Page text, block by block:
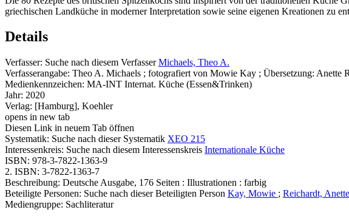
griechischen Landküche in moderner Interpretation sowie seine eigenen Kreationen zu
Details
Verfasser: Suche nach diesem Verfasser Michaels, Theo A.
Verfasserangabe: Theo A. Michaels ; fotografiert von Mowie Kay ; Übersetzung: Anette
Medienkennzeichen: MA-INT Internat. Küche (Essen&Trinken)
Jahr: 2020
Verlag: [Hamburg], Koehler
opens in new tab
Diesen Link in neuem Tab öffnen
Systematik: Suche nach dieser Systematik XEO 215
Interessenkreis: Suche nach diesem Interessenskreis Internationale Küche
ISBN: 978-3-7822-1363-9
2. ISBN: 3-7822-1363-7
Beschreibung: Deutsche Ausgabe, 176 Seiten : Illustrationen : farbig
Beteiligte Personen: Suche nach dieser Beteiligten Person Kay, Mowie ; Reichardt,
Mediengruppe: Sachliteratur